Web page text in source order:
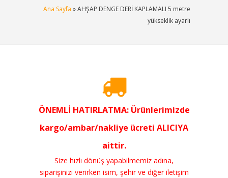
Ana Sayfa » AHŞAP DENGE DERİ KAPLAMALI 5 metre
yükseklik ayarlı
ÖNEMLİ HATIRLATMA: Ürünlerimizde
kargo/ambar/nakliye ücreti ALICIYA
aittir.
Size hızlı dönüş yapabilmemiz adına,
siparişinizi verirken isim, şehir ve diğer iletişim